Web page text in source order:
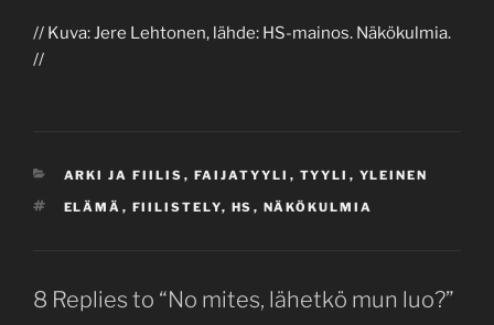
// Kuva: Jere Lehtonen, lähde: HS-mainos. Näkökulmia.
//
CATEGORIES
ARKI JA FIILIS , FAIJATYYLI , TYYLI , YLEINEN
TAGS
ELÄMÄ , FIILISTELY, HS , NÄKÖKULMIA
8 Replies to “No mites, lähetkö mun luo?”